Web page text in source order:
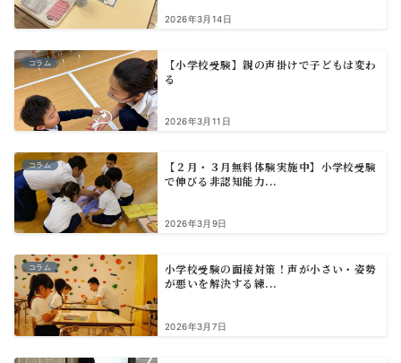
2026年3月14日
コラム
【小学校受験】親の声掛けで子どもは変わ
る
2026年3月11日
コラム
【２月・３月無料体験実施中】小学校受験
で伸びる非認知能力...
2026年3月9日
コラム
小学校受験の面接対策！声が小さい・姿勢
が悪いを解決する練...
2026年3月7日